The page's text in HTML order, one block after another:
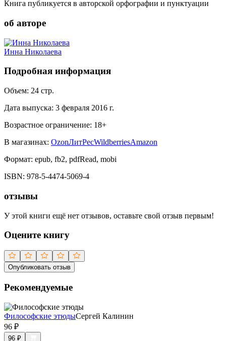
Книга публикуется в авторской орфографии и пунктуации
об авторе
Инна Николаева
Подробная информация
Объем: 24 стр.
Дата выпуска: 3 февраля 2016 г.
Возрастное ограничение: 18+
В магазинах: OzonЛитРесWildberriesAmazon
Формат: epub, fb2, pdfRead, mobi
ISBN: 978-5-4474-5069-4
отзывы
У этой книги ещё нет отзывов, оставьте свой отзыв первым!
Оцените книгу
Опубликовать отзыв
Рекомендуемые
Философские этюдыСергей Калинин
96 ₽
96 ₽